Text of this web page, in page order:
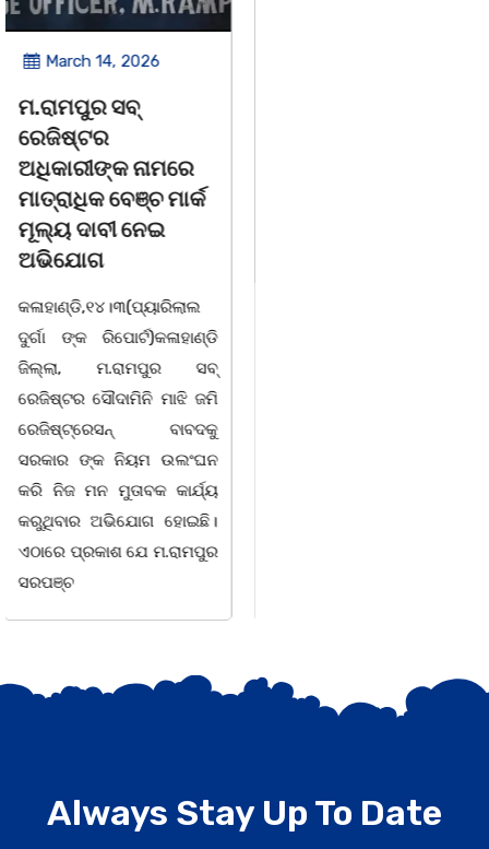
March 14, 2026
ଚିତାବାଘ ର ନଖ ଜବତ
ତିନି ଯୁବକ ଗିରଫ ଓ
କୋର୍ଟ ଚାଲାଣ
କଳାହାଣ୍ଡି,୧୪|୩(ପ୍ୟାରିଲାଲ
ଦୁର୍ଗା ଙ୍କ ରିପୋର୍ଟ):ବେଆଇନ
କରି ବ୍ୟବସାୟ ଚାଲୁଥିବା
ସମ୍ପର୍କରେ କୌଣସି ସୂତ୍ରରୁ
ସୂଚନା ପାଇ କଳାହାଣ୍ଡି ଉତ୍ତର
ବନଖଣ୍ଡ ଅଧୀନ କେଗାଁ ରେଞ୍ଜର
ବନ କର୍ମଚାରୀ ମାନେ ଗରଗାବ
ସେକ୍ସନ ଅଧୀନ କାନ୍ଦୁଲଝର
Always Stay Up To Date